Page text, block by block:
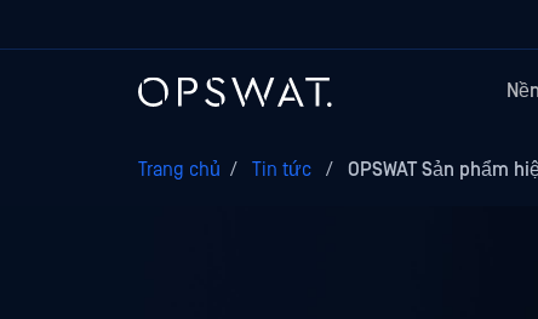
Trang chủ / Tin tức / OPSWAT Sản phẩm